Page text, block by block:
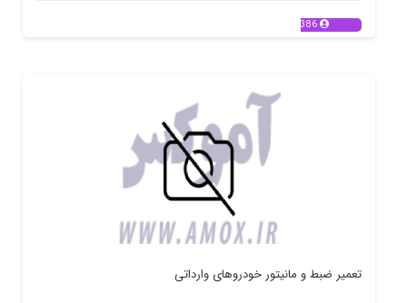
386
تعمیر ضبط و مانیتور خودروهای وارداتی